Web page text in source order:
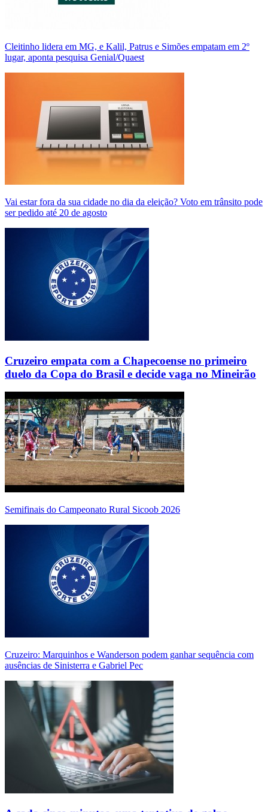
Cleitinho lidera em MG, e Kalil, Patrus e Simões empatam em 2º
lugar, aponta pesquisa Genial/Quaest
Vai estar fora da sua cidade no dia da eleição? Voto em trânsito pode
ser pedido até 20 de agosto
Cruzeiro empata com a Chapecoense no primeiro
duelo da Copa do Brasil e decide vaga no Mineirão
Semifinais do Campeonato Rural Sicoob 2026
Cruzeiro: Marquinhos e Wanderson podem ganhar sequência com
ausências de Sinisterra e Gabriel Pec